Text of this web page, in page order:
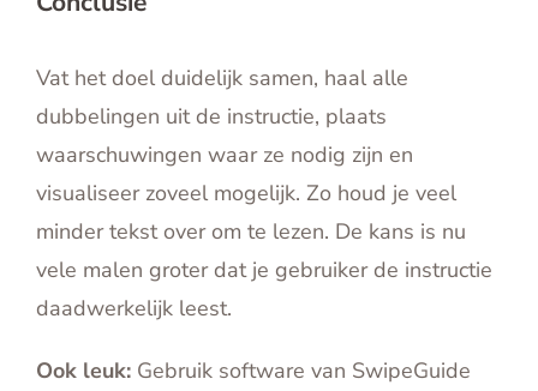
Vat het doel duidelijk samen, haal alle
dubbelingen uit de instructie, plaats
waarschuwingen waar ze nodig zijn en
visualiseer zoveel mogelijk. Zo houd je veel
minder tekst over om te lezen. De kans is nu
vele malen groter dat je gebruiker de instructie
daadwerkelijk leest.
Ook leuk: Gebruik software van SwipeGuide